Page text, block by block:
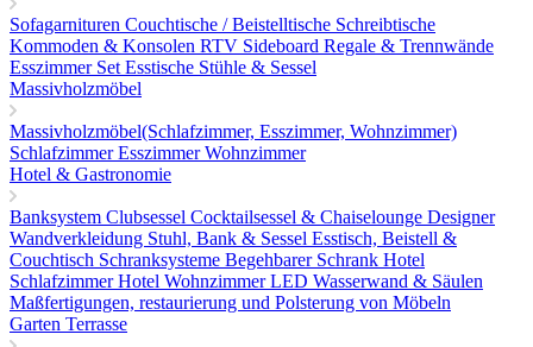
Sofagarnituren Couchtische / Beistelltische Schreibtische
Kommoden & Konsolen RTV Sideboard Regale & Trennwände
Esszimmer Set Esstische Stühle & Sessel
Massivholzmöbel
Massivholzmöbel(Schlafzimmer, Esszimmer, Wohnzimmer)
SchlafzimmerEsszimmerWohnzimmer
Hotel & Gastronomie
Banksystem Clubsessel Cocktailsessel & Chaiselounge Designer
Wandverkleidung Stuhl, Bank & Sessel Esstisch, Beistell &
Couchtisch Schranksysteme Begehbarer Schrank Hotel
SchlafzimmerHotel WohnzimmerLED Wasserwand & Säulen
Maßfertigungen, restaurierung und Polsterung von Möbeln
Garten Terrasse